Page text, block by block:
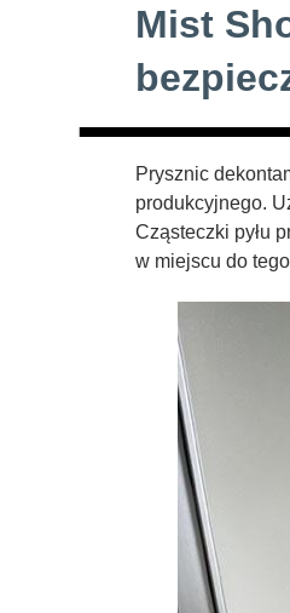
Mist
Prysznic
produkcyjnego.
Cząsteczki pyłu
w miejscu do